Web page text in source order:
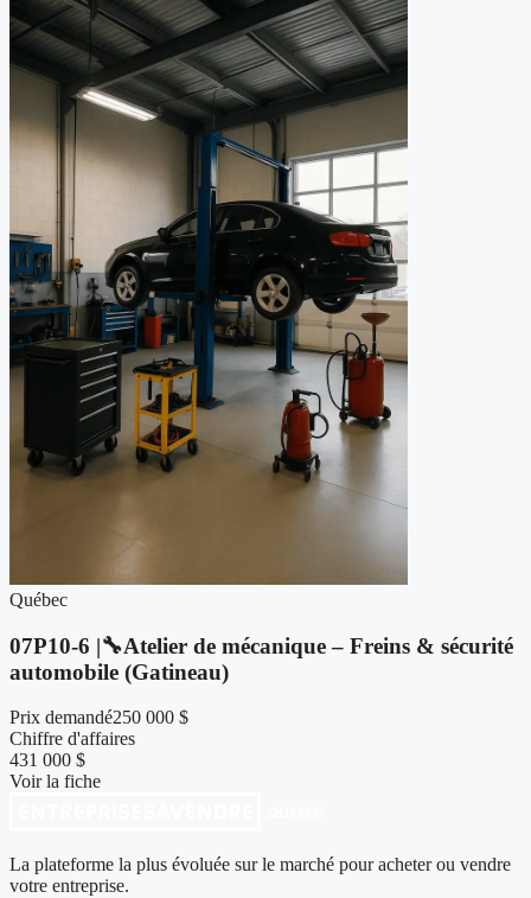
Québec
07P10-6 |🔧Atelier de mécanique – Freins & sécurité
automobile (Gatineau)
Prix demandé250 000 $
Chiffre d'affaires
431 000 $
Voir la fiche
La plateforme la plus évoluée sur le marché pour acheter ou vendre
votre entreprise.